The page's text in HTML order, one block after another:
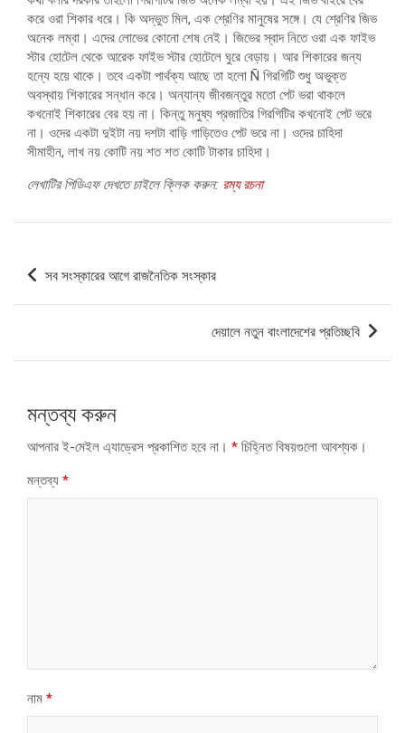
করে ওরা শিকার ধরে। কি অদ্ভুত মিল, এক শ্রেণির মানুষের সঙ্গে। যে শ্রেণির জিভ
অনেক লম্বা। এদের লোভের কোনো শেষ নেই। জিভের স্বাদ নিতে ওরা এক ফাইভ
স্টার হোটেল থেকে আরেক ফাইভ স্টার হোটেলে ঘুরে বেড়ায়। আর শিকারের জন্য
হন্যে হয়ে থাকে। তবে একটা পার্থক্য আছে তা হলো Ñ গিরগিটি শুধু অভুক্ত
অবস্থায় শিকারের সন্ধান করে। অন্যান্য জীবজন্তুর মতো পেট ভরা থাকলে
কখনোই শিকারের বের হয় না। কিন্তু মনুষ্য প্রজাতির গিরগিটির কখনোই পেট ভরে
না। ওদের একটা দুইটা নয় দশটা বাড়ি গাড়িতেও পেট ভরে না। ওদের চাহিদা
সীমাহীন, লাখ নয় কোটি নয় শত শত কোটি টাকার চাহিদা।
লেখাটির পিডিএফ দেখতে চাইলে ক্লিক করুন: রম্য রচনা
পোস্ট
ন্যাভিগেশন
সব সংস্কারের আগে রাজনৈতিক সংস্কার
দেয়ালে নতুন বাংলাদেশের প্রতিচ্ছবি
মন্তব্য করুন
আপনার ই-মেইল এ্যাড্রেস প্রকাশিত হবে না। * চিহ্নিত বিষয়গুলো আবশ্যক।
মন্তব্য *
নাম *